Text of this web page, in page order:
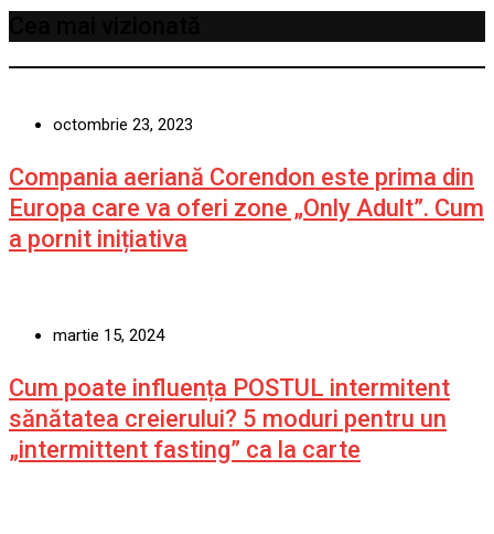
octombrie 23, 2023
Compania aeriană Corendon este prima din
Europa care va oferi zone „Only Adult”. Cum
a pornit inițiativa
martie 15, 2024
Cum poate influența POSTUL intermitent
sănătatea creierului? 5 moduri pentru un
„intermittent fasting” ca la carte